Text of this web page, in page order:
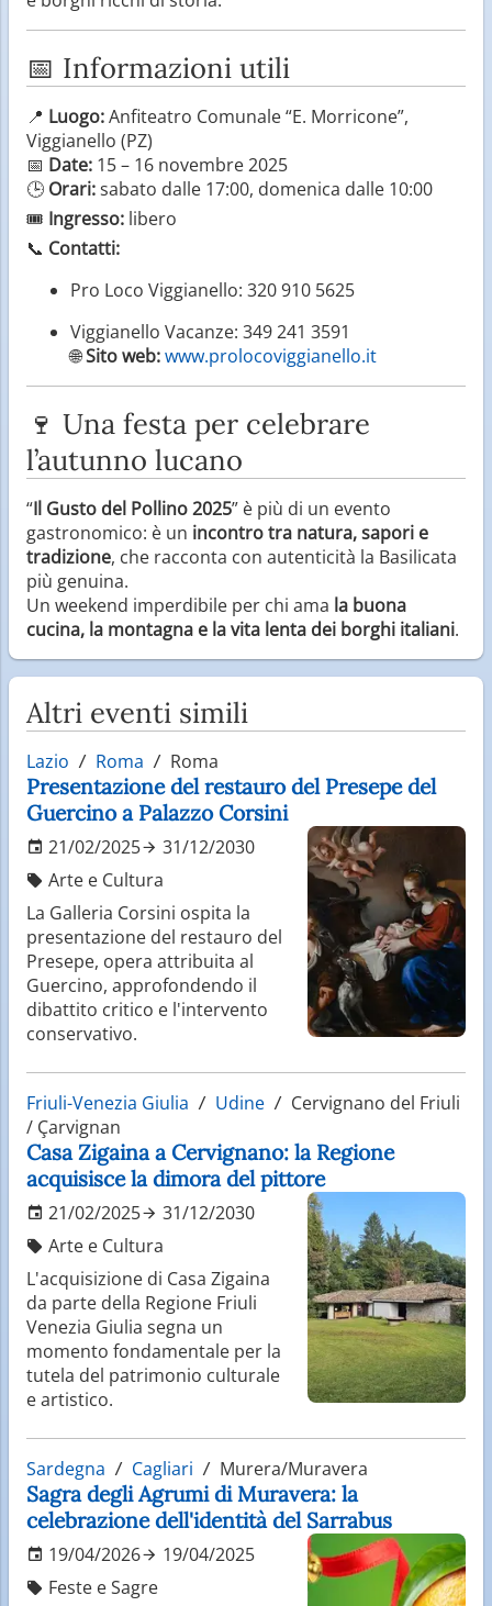
📅 Informazioni utili
📍 Luogo:Anfiteatro Comunale “E. Morricone”,
Viggianello (PZ)
📅 Date: 15 – 16 novembre 2025
🕒 Orari:sabato dalle 17:00, domenica dalle 10:00
🎟️ Ingresso: libero
📞 Contatti:
Pro Loco Viggianello: 320 910 5625
Viggianello Vacanze: 349 241 3591
🌐Sito web:www.prolocoviggianello.it
🍷 Una festa per celebrare
l’autunno lucano
“Il Gusto del Pollino 2025” è più di un evento
gastronomico: è un incontro tra natura, sapori e
tradizione, che racconta con autenticità la Basilicata
più genuina.
Un weekend imperdibile per chi ama la buona
cucina, la montagna e la vita lenta dei borghi italiani.
Altri eventi simili
Lazio Roma Roma
Presentazione del restauro del Presepe del
Guercino a Palazzo Corsini
21/02/2025
31/12/2030
Arte e Cultura
La Galleria Corsini ospita la
presentazione del restauro del
Presepe, opera attribuita al
Guercino, approfondendo il
dibattito critico e l'intervento
conservativo.
Friuli-Venezia Giulia Udine
Cervignano del Friuli
/ Çarvignan
Casa Zigaina a Cervignano: la Regione
acquisisce la dimora del pittore
21/02/2025
31/12/2030
Arte e Cultura
L'acquisizione di Casa Zigaina
da parte della Regione Friuli
Venezia Giulia segna un
momento fondamentale per la
tutela del patrimonio culturale
e artistico.
Sardegna Cagliari Murera/Muravera
Sagra degli Agrumi di Muravera: la
celebrazione dell'identità del Sarrabus
19/04/2026
19/04/2025
Feste e Sagre